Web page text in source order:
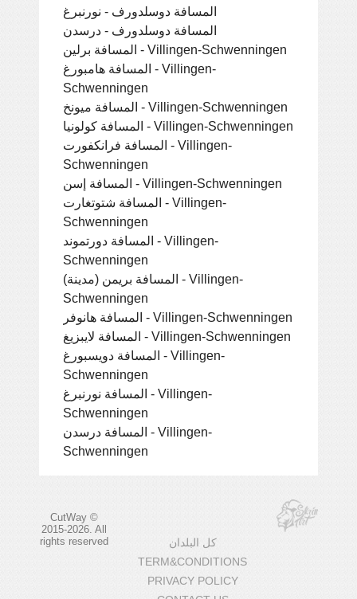
المسافة دوسلدورف - نورنبرغ
المسافة دوسلدورف - درسدن
المسافة برلين - Villingen-Schwenningen
المسافة هامبورغ - Villingen-
Schwenningen
المسافة ميونخ - Villingen-Schwenningen
المسافة كولونيا - Villingen-Schwenningen
المسافة فرانكفورت - Villingen-
Schwenningen
المسافة إسن - Villingen-Schwenningen
المسافة شتوتغارت - Villingen-
Schwenningen
المسافة دورتموند - Villingen-
Schwenningen
المسافة بريمن (مدينة) - Villingen-
Schwenningen
المسافة هانوفر - Villingen-Schwenningen
المسافة لايبزيغ - Villingen-Schwenningen
المسافة دويسبورغ - Villingen-
Schwenningen
المسافة نورنبرغ - Villingen-
Schwenningen
المسافة درسدن - Villingen-
Schwenningen
CutWay ©
2015-2026. All
rights reserved
كل البلدان
TERM&CONDITIONS
PRIVACY POLICY